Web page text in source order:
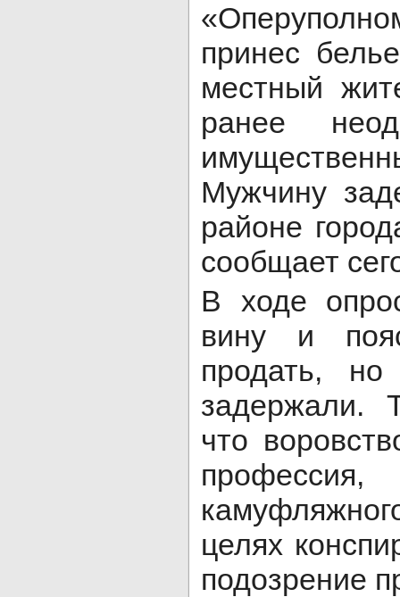
принес
местный
ранее
Мужчину
районе
сообщает
В ходе
вину и
продать,
задержали.
что
целях
подозрение